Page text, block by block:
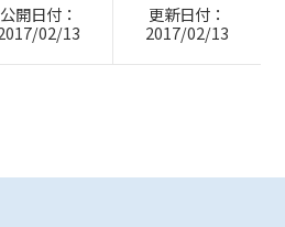
公開日付：
02/13
更新日付：
2017/02/13